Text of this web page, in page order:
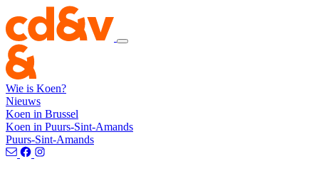
Wie is Koen?
Nieuws
Koen in Brussel
Koen in Puurs-Sint-Amands
Puurs-Sint-Amands